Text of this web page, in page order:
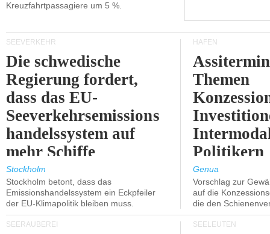
Kreuzfahrtpassagiere um 5 %.
SEEVERKEHR
Die schwedische
Regierung fordert,
dass das EU-
Seeverkehrsemissions
handelssystem auf
mehr Schiffe
ausgeweitet wird.
Stockholm
Stockholm betont, dass das
Emissionshandelssystem ein Eckpfeiler
der EU-Klimapolitik bleiben muss.
HÄFEN
Themen
Politikern
Genua
Vorschlag zur
auf die
die den
SEERÄUBEREI SEELEUTEN